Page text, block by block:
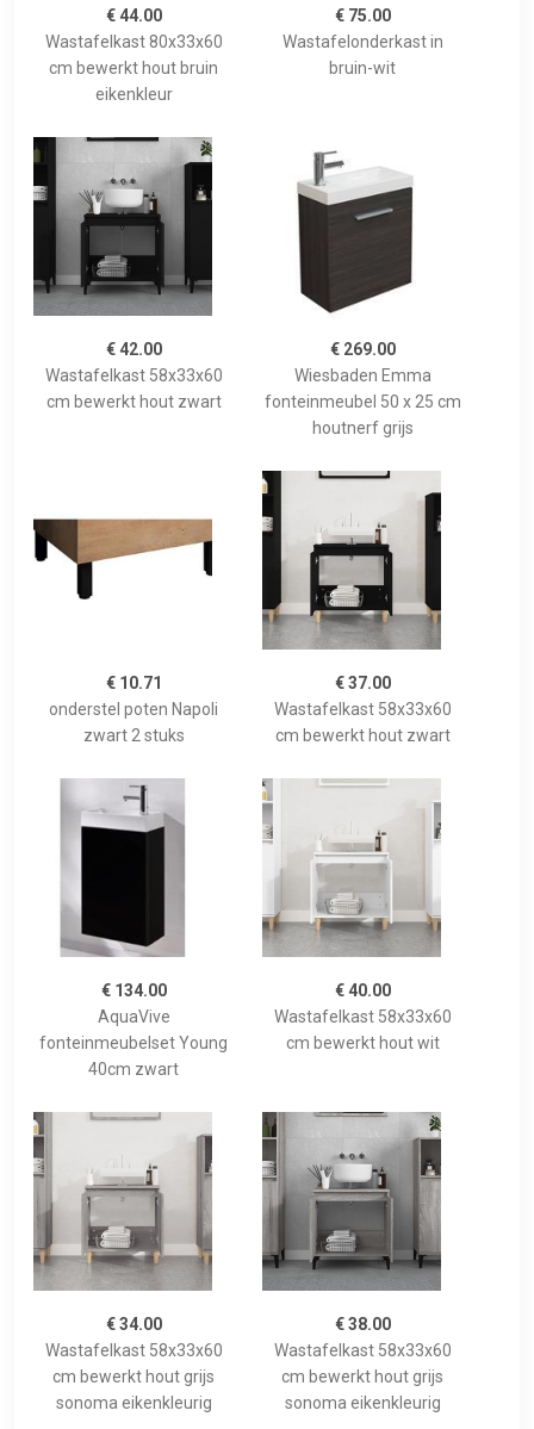
€ 44.00
Wastafelkast 80x33x60
cm bewerkt hout bruin
eikenkleur
€ 75.00
Wastafelonderkast in
bruin-wit
€ 42.00
Wastafelkast 58x33x60
cm bewerkt hout zwart
€ 269.00
Wiesbaden Emma
fonteinmeubel 50 x 25 cm
houtnerf grijs
€ 10.71
onderstel poten Napoli
zwart 2 stuks
€ 37.00
Wastafelkast 58x33x60
cm bewerkt hout zwart
€ 134.00
AquaVive
fonteinmeubelset Young
40cm zwart
€ 40.00
Wastafelkast 58x33x60
cm bewerkt hout wit
€ 34.00
Wastafelkast 58x33x60
cm bewerkt hout grijs
sonoma eikenkleurig
€ 38.00
Wastafelkast 58x33x60
cm bewerkt hout grijs
sonoma eikenkleurig